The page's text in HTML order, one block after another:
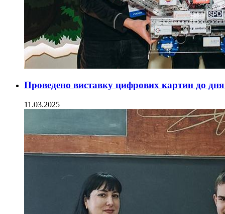
Проведено виставку цифрових картин до
11.03.2025